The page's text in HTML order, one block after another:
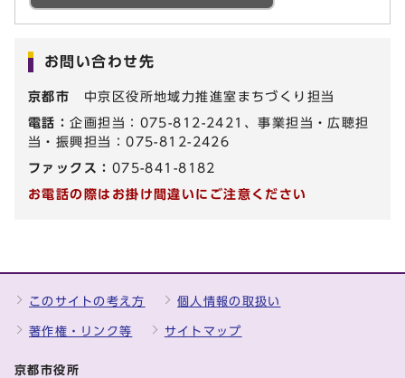
お問い合わせ先
京都市 中京区役所地域力推進室まちづくり担当
電話：企画担当：075-812-2421、事業担当・広聴担
当・振興担当：075-812-2426
ファックス： 075-841-8182
お電話の際はお掛け間違いにご注意ください
このサイトの考え方 個人情報の取扱い
著作権・リンク等 サイトマップ
京都市役所